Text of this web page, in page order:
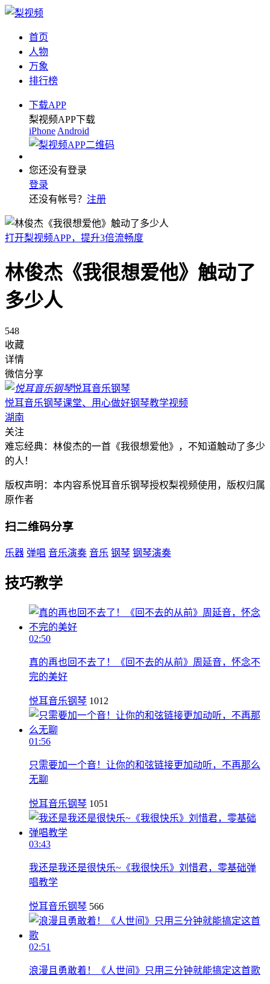
首页
人物
万象
排行榜
下载APP
梨视频APP下载
iPhone Android
您还没有登录
登录
还没有帐号？ 注册
打开梨视频APP，提升3倍流畅度
林俊杰《我很想爱他》触动了
多少人
548
收藏
详情
微信分享
悦耳音乐钢琴
悦耳音乐钢琴课堂、用心做好钢琴教学视频
湖南
关注
难忘经典：林俊杰的一首《我很想爱他》，不知道触动了多少
的人！
版权声明：本内容系悦耳音乐钢琴授权梨视频使用，版权归属
原作者
扫二维码分享
乐器 弹唱 音乐演奏 音乐 钢琴 钢琴演奏
技巧教学
02:50
真的再也回不去了！《回不去的从前》周延音，怀念不
完的美好
悦耳音乐钢琴 1012
01:56
只需要加一个音！让你的和弦链接更加动听，不再那么
无聊
悦耳音乐钢琴 1051
03:43
我还是我还是很快乐~《我很快乐》刘惜君，零基础弹
唱教学
悦耳音乐钢琴 566
02:51
浪漫且勇敢着！《人世间》只用三分钟就能搞定这首歌